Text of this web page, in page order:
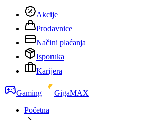
Akcije
Prodavnice
Načini plaćanja
Isporuka
Karijera
Gaming
GigaMAX
Početna